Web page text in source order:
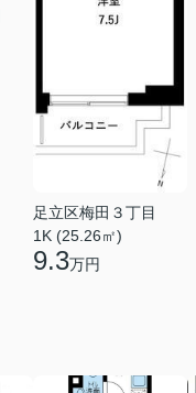
足立区梅田３丁目
1K (25.26㎡)
9.3万円